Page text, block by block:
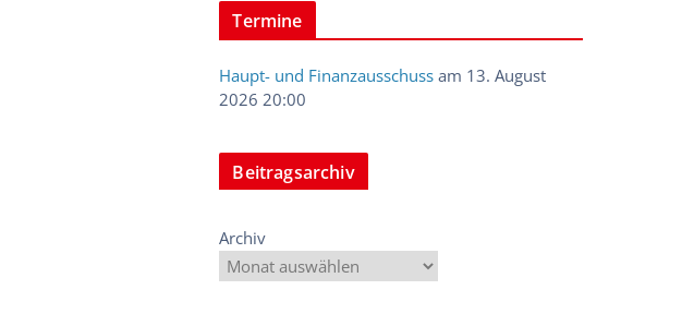
Termine
Haupt- und Finanzausschuss am 13. August
2026 20:00
Beitragsarchiv
Archiv